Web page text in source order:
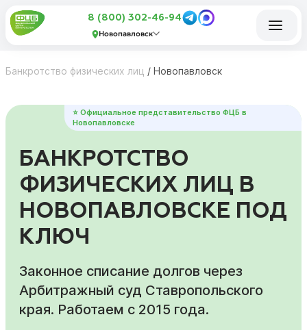
8 (800) 302-46-94
Новопавловск
Банкротство физических лиц / Новопавловск
⭐ Официальное представительство ФЦБ в
Новопавловске
БАНКРОТСТВО
ФИЗИЧЕСКИХ ЛИЦ В
НОВОПАВЛОВСКЕ ПОД
КЛЮЧ
Законное списание долгов через
Арбитражный суд Ставропольского
края. Работаем с 2015 года.